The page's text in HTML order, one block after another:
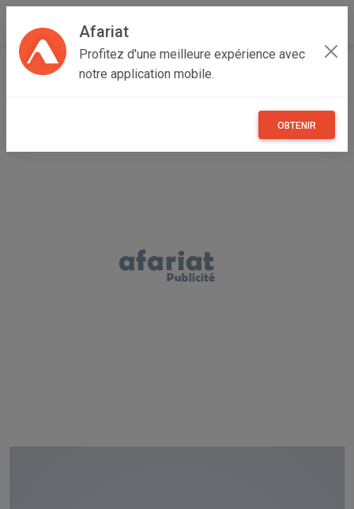
Afariat
Profitez d'une meilleure expérience avec
notre application mobile.
OBTENIR
Accueil Boutique de ENTREPRISE